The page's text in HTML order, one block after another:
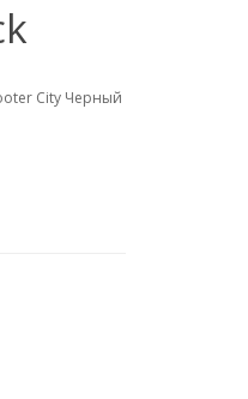
City Черный